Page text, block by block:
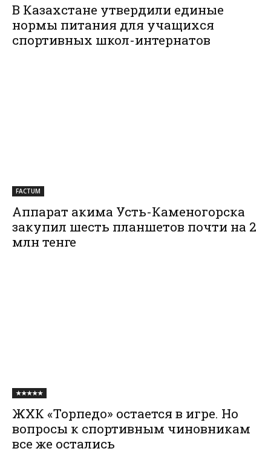
В Казахстане утвердили единые
нормы питания для учащихся
спортивных школ-интернатов
FACTUM
Аппарат акима Усть-Каменогорска
закупил шесть планшетов почти на 2
млн тенге
★★★★★
ЖХК «Торпедо» остается в игре. Но
вопросы к спортивным чиновникам
все же остались